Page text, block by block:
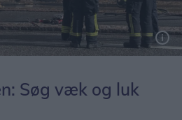
Søg væk og luk